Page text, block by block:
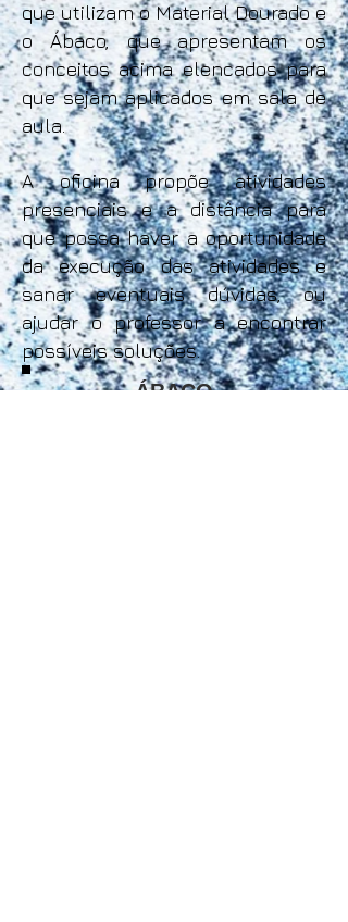
ÁBACO
que utilizam o Material Dourado e
o Ábaco, que apresentam os
conceitos acima elencados para
que sejam aplicados em sala de
aula.
A oficina propõe atividades
presenciais e a distância para
que possa haver a oportunidade
da execução das atividades e
sanar eventuais dúvidas, ou
ajudar o professor a encontrar
possíveis soluções.